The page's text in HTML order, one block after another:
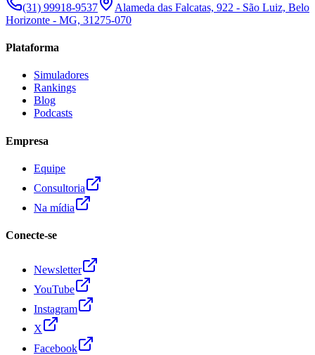
(31) 99918-9537
Alameda das Falcatas, 922 - São Luiz, Belo
Horizonte - MG, 31275-070
Plataforma
Simuladores
Rankings
Blog
Podcasts
Empresa
Equipe
Consultoria
Na mídia
Conecte-se
Newsletter
YouTube
Instagram
X
Facebook